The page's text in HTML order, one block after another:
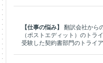
【仕事の悩み】
翻訳会社から
（ポストエディット）のトラ
受験した契約書部門のトライ